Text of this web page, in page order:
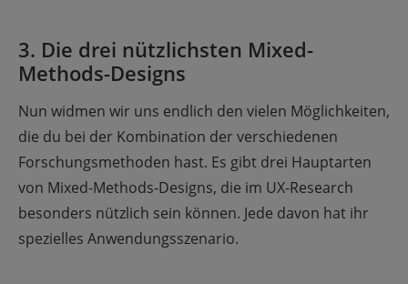
3. Die drei nützlichsten Mixed-
Methods-Designs
Nun widmen wir uns endlich den vielen Möglichkeiten,
die du bei der Kombination der verschiedenen
Forschungsmethoden hast. Es gibt drei Hauptarten
von Mixed-Methods-Designs, die im UX-Research
besonders nützlich sein können. Jede davon hat ihr
spezielles Anwendungsszenario.